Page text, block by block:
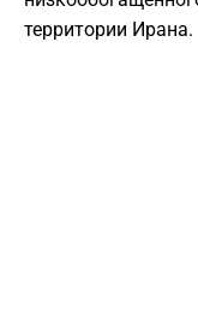
территории Ирана.